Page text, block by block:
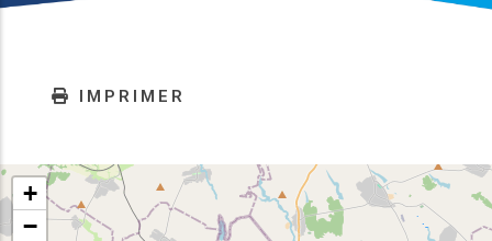
IMPRIMER
+
−